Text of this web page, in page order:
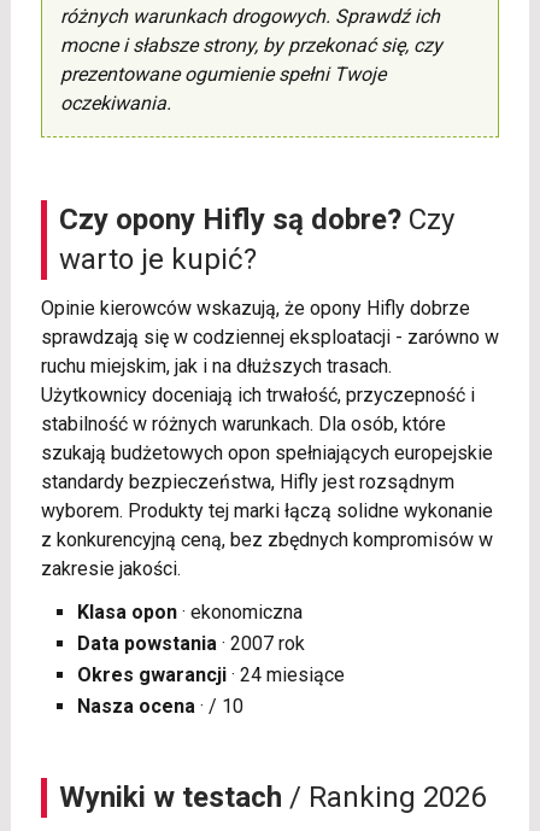
różnych warunkach drogowych. Sprawdź ich
mocne i słabsze strony, by przekonać się, czy
prezentowane ogumienie spełni Twoje
oczekiwania.
Czy opony Hifly są dobre?Czy
warto je kupić?
Opinie kierowców wskazują, że opony Hifly dobrze
sprawdzają się w codziennej eksploatacji - zarówno w
ruchu miejskim, jak i na dłuższych trasach.
Użytkownicy doceniają ich trwałość, przyczepność i
stabilność w różnych warunkach. Dla osób, które
szukają budżetowych opon spełniających europejskie
standardy bezpieczeństwa, Hifly jest rozsądnym
wyborem. Produkty tej marki łączą solidne wykonanie
z konkurencyjną ceną, bez zbędnych kompromisów w
zakresie jakości.
Klasa opon· ekonomiczna
Data powstania · 2007 rok
Okres gwarancji· 24 miesiące
Nasza ocena · / 10
Wyniki w testach / Ranking 2026